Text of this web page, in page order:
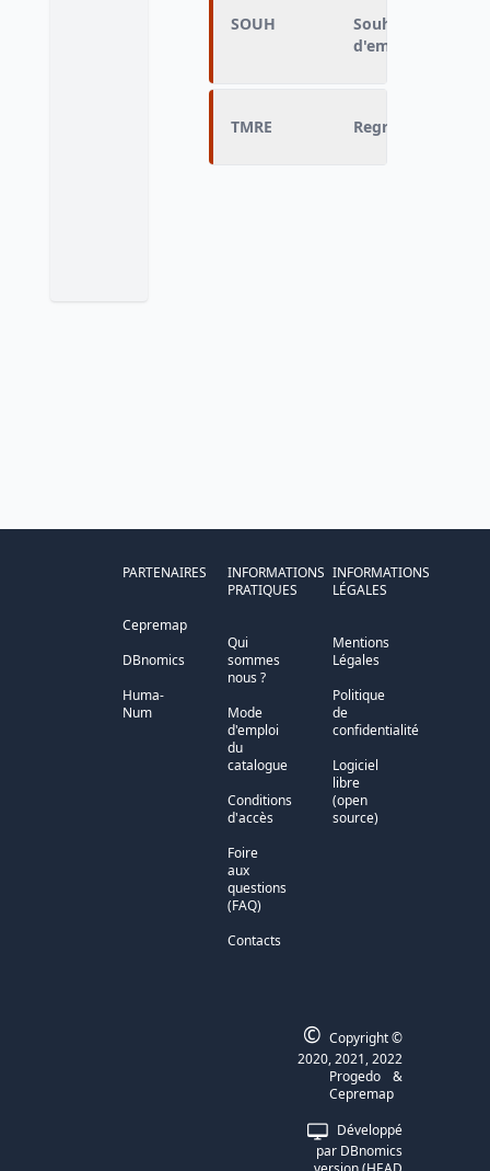
SOUH
Souhait d'un
d'emploi)
TMRE Regroupement
PARTENAIRES
Cepremap
DBnomics
Huma-
Num
INFORMATIONS
PRATIQUES
Qui
sommes
nous ?
Mode
d'emploi
du
catalogue
Conditions
d'accès
Foire
aux
questions
(FAQ)
Contacts
INFORMATIONS
LÉGALES
Mentions
Légales
Politique
de
confidentialité
Logiciel
libre
(open
source)
Développé
par DBnomics
© Copyright ©
2020, 2021, 2022
Progedo
&
Cepremap